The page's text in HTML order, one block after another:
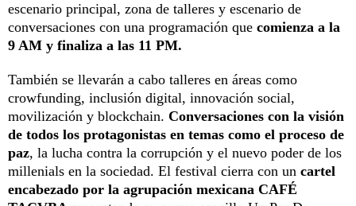
escenario principal, zona de talleres y escenario de
conversaciones con una programación que comienza a la
9 AM y finaliza a las 11 PM.
También se llevarán a cabo talleres en áreas como
crowfunding, inclusión digital, innovación social,
movilización y blockchain. Conversaciones con la visión
de todos los protagonistas en temas como el proceso de
paz, la lucha contra la corrupción y el nuevo poder de los
millenials en la sociedad. El festival cierra con un cartel
encabezado por la agrupación mexicana CAFÉ